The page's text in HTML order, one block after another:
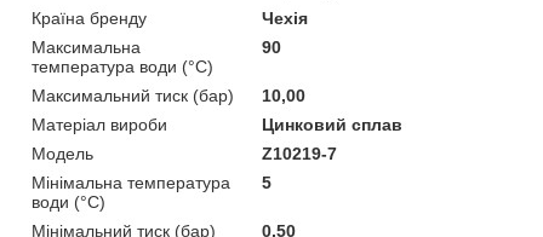
Країна бренду
Чехія
Максимальна
температура води (°C)
90
Максимальний тиск (бар)
10,00
Матеріал вироби
Цинковий сплав
Мoдель
Z10219-7
Мінімальна температура
води (°C)
5
Мінімальний тиск (бар)
0,50